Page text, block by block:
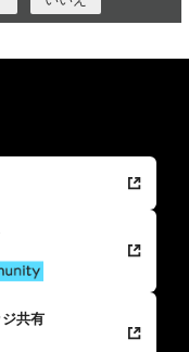
共有